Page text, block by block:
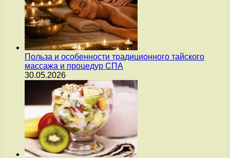
Польза и особенности традиционного тайского
массажа и процедур СПА
30.05.2026